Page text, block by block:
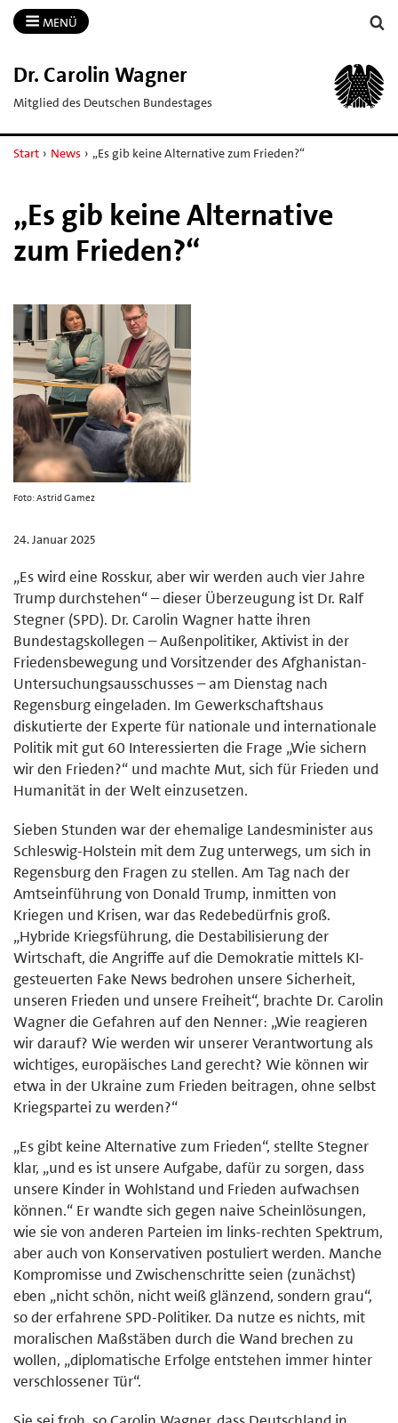
MENÜ
Dr.​ Carolin Wagner
Mitglied des Deutschen Bundestages
Start › News › „Es gib keine Alternative zum Frieden?“
„Es gib keine Alternative
zum Frieden?“
Foto: Astrid Gamez
24. Januar 2025
„Es wird eine Rosskur, aber wir werden auch vier Jahre
Trump durchstehen“ – dieser Überzeugung ist Dr. Ralf
Stegner (SPD). Dr. Carolin Wagner hatte ihren
Bundestagskollegen – Außenpolitiker, Aktivist in der
Friedensbewegung und Vorsitzender des Afghanistan-
Untersuchungsausschusses – am Dienstag nach
Regensburg eingeladen. Im Gewerkschaftshaus
diskutierte der Experte für nationale und internationale
Politik mit gut 60 Interessierten die Frage „Wie sichern
wir den Frieden?“ und machte Mut, sich für Frieden und
Humanität in der Welt einzusetzen.
Sieben Stunden war der ehemalige Landesminister aus
Schleswig-Holstein mit dem Zug unterwegs, um sich in
Regensburg den Fragen zu stellen. Am Tag nach der
Amtseinführung von Donald Trump, inmitten von
Kriegen und Krisen, war das Redebedürfnis groß.
„Hybride Kriegsführung, die Destabilisierung der
Wirtschaft, die Angriffe auf die Demokratie mittels KI-
gesteuerten Fake News bedrohen unsere Sicherheit,
unseren Frieden und unsere Freiheit“, brachte Dr. Carolin
Wagner die Gefahren auf den Nenner: „Wie reagieren
wir darauf? Wie werden wir unserer Verantwortung als
wichtiges, europäisches Land gerecht? Wie können wir
etwa in der Ukraine zum Frieden beitragen, ohne selbst
Kriegspartei zu werden?“
„Es gibt keine Alternative zum Frieden“, stellte Stegner
klar, „und es ist unsere Aufgabe, dafür zu sorgen, dass
unsere Kinder in Wohlstand und Frieden aufwachsen
können.“ Er wandte sich gegen naive Scheinlösungen,
wie sie von anderen Parteien im links-rechten Spektrum,
aber auch von Konservativen postuliert werden. Manche
Kompromisse und Zwischenschritte seien (zunächst)
eben „nicht schön, nicht weiß glänzend, sondern grau“,
so der erfahrene SPD-Politiker. Da nutze es nichts, mit
moralischen Maßstäben durch die Wand brechen zu
wollen, „diplomatische Erfolge entstehen immer hinter
verschlossener Tür“.